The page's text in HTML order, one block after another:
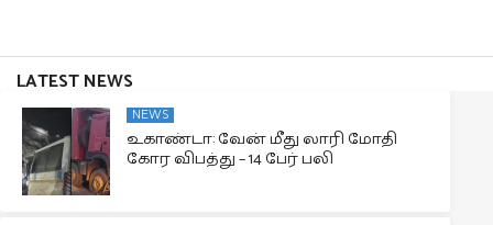
LATEST NEWS
NEWS
உகாண்டா: வேன் மீது லாரி மோதி
கோர விபத்து – 14 பேர் பலி